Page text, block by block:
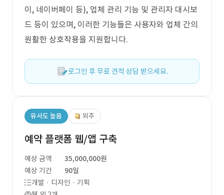
이, 네이버페이 등), 업체 관리 기능 및 관리자 대시보
드 등이 있으며, 이러한 기능들은 사용자와 업체 간의
원활한 상호작용을 지원합니다.
로그인 후 무료 견적 상담 받으세요.
유사도 높음 외주
예약 플랫폼 웹/앱 구축
예상 금액
35,000,000원
예상 기간
90일
개발 · 디자인 · 기획